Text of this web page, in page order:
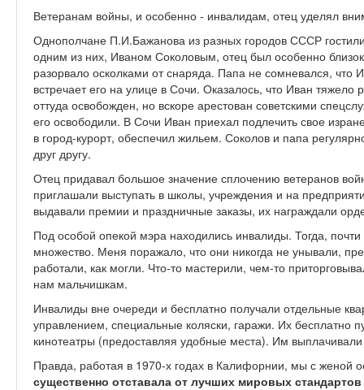
Ветеранам войны, и особенно - инвалидам, отец уделял
Однополчане П.И.Бажанова из разных городов СССР
одним из них, Иваном Соколовым, отец был особенно
разорвало осколками от снаряда. Папа не сомневался, что
встречает его на улице в Сочи. Оказалось, что Иван
оттуда освобожден, но вскоре арестован советскими
его освободили. В Сочи Иван приехал подлечить свое
в город-курорт, обеспечил жильем. Соколов и папа
друг другу.
Отец придавал большое значение сплочению ветеранов
приглашали выступать в школы, учреждения и на
выдавали премии и праздничные заказы, их награждали
Под особой опекой мэра находились инвалиды. Тогда,
множество. Меня поражало, что они никогда не унывали,
работали, как могли. Что-то мастерили, чем-то
нам мальчишкам.
Инвалиды вне очереди и бесплатно получали отдельные
управлением, специальные коляски, гаражи. Их бесплатно
кинотеатры (предоставляя удобные места). Им
Правда, работая в 1970-х годах в Калифорнии, мы с женой
существенно отставала от лучших мировых